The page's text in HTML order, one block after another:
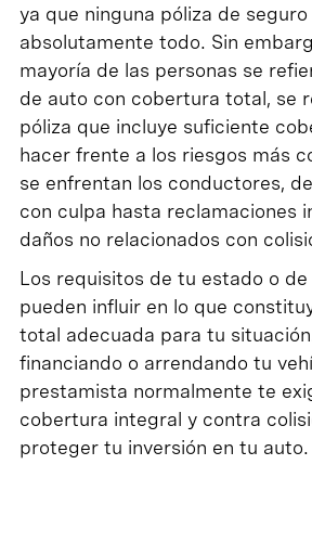
ya que ninguna póliza de
absolutamente todo. Sin
mayoría de las personas se
de auto con cobertura total, se
póliza que incluye suficiente
hacer frente a los riesgos más
se enfrentan los conductores,
con culpa hasta reclamaciones
daños no relacionados con
Los requisitos de tu estado o
pueden influir en lo que
total adecuada para tu
financiando o arrendando tu
prestamista normalmente te
cobertura integral y contra
proteger tu inversión en tu auto.